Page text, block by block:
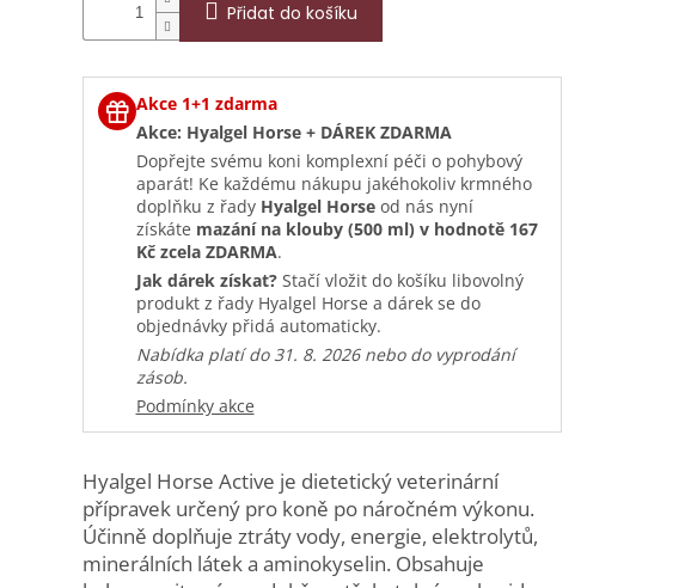
Přidat do košíku
Akce 1+1 zdarma
Akce: Hyalgel Horse + DÁREK ZDARMA
Dopřejte svému koni komplexní péči o pohybový
aparát! Ke každému nákupu jakéhokoliv krmného
doplňku z řady Hyalgel Horse od nás nyní
získáte mazání na klouby (500 ml) v hodnotě 167
Kč zcela ZDARMA.
Jak dárek získat? Stačí vložit do košíku libovolný
produkt z řady Hyalgel Horse a dárek se do
objednávky přidá automaticky.
Nabídka platí do 31. 8. 2026 nebo do vyprodání
zásob.
Podmínky akce
Hyalgel Horse Active je dietetický veterinární
přípravek určený pro koně po náročném výkonu.
Účinně doplňuje ztráty vody, energie, elektrolytů,
minerálních látek a aminokyselin. Obsahuje